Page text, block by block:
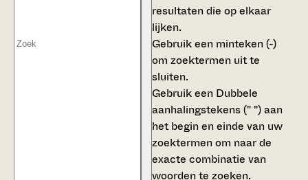
resultaten die op elkaar
lijken.
Gebruik een minteken (-)
om zoektermen uit te
sluiten.
Gebruik een Dubbele
aanhalingstekens (" ")aan
het begin en einde van uw
zoektermen om naar de
exacte combinatie van
woorden te zoeken.